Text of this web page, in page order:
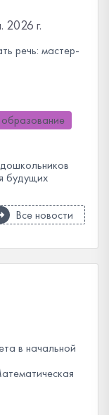
2026 г.
речь: мастер-
будущих
Все новости
в начальной